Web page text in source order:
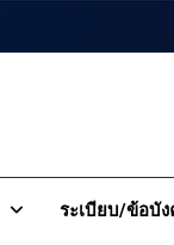
ระเบียบ/ข้อบั